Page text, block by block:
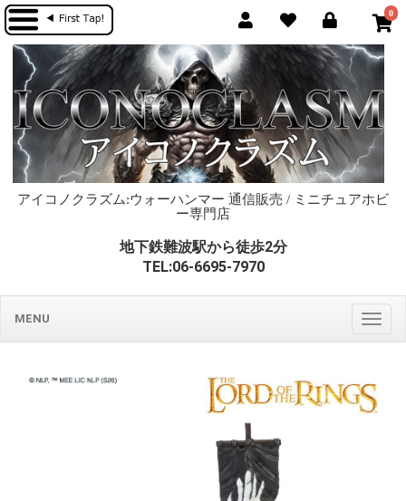
0
アイコノクラズム:ウォーハンマー 通信販売 / ミニチュアホビ
ー専門店
地下鉄難波駅から徒歩2分
TEL:06-6695-7970
MENU